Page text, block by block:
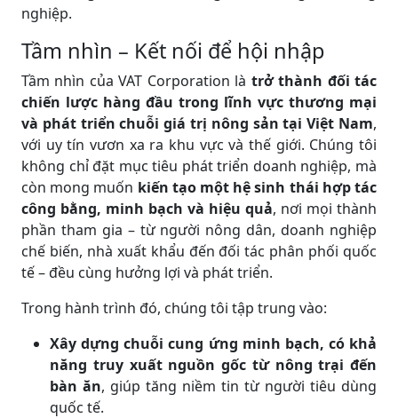
nghiệp.
Tầm nhìn – Kết nối để hội nhập
Tầm nhìn của VAT Corporation là trở thành đối tác
chiến lược hàng đầu trong lĩnh vực thương mại
và phát triển chuỗi giá trị nông sản tại Việt Nam,
với uy tín vươn xa ra khu vực và thế giới. Chúng tôi
không chỉ đặt mục tiêu phát triển doanh nghiệp, mà
còn mong muốn kiến tạo một hệ sinh thái hợp tác
công bằng, minh bạch và hiệu quả, nơi mọi thành
phần tham gia – từ người nông dân, doanh nghiệp
chế biến, nhà xuất khẩu đến đối tác phân phối quốc
tế – đều cùng hưởng lợi và phát triển.
Trong hành trình đó, chúng tôi tập trung vào:
Xây dựng chuỗi cung ứng minh bạch, có khả
năng truy xuất nguồn gốc từ nông trại đến
bàn ăn, giúp tăng niềm tin từ người tiêu dùng
quốc tế.